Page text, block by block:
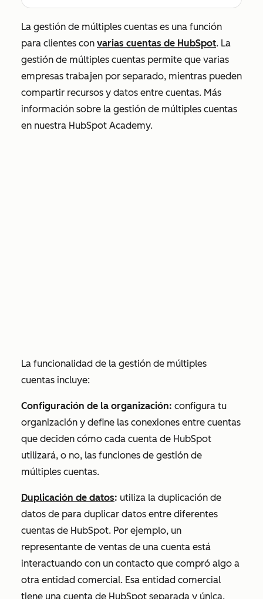
La gestión de múltiples cuentas es una función
para clientes con varias cuentas de HubSpot. La
gestión de múltiples cuentas permite que varias
empresas trabajen por separado, mientras pueden
compartir recursos y datos entre cuentas. Más
información sobre la gestión de múltiples cuentas
en nuestra HubSpot Academy.
La funcionalidad de la gestión de múltiples
cuentas incluye:
Configuración de la organización: configura tu
organización y define las conexiones entre cuentas
que deciden cómo cada cuenta de HubSpot
utilizará, o no, las funciones de gestión de
múltiples cuentas.
Duplicación de datos: utiliza la duplicación de
datos de para duplicar datos entre diferentes
cuentas de HubSpot. Por ejemplo, un
representante de ventas de una cuenta está
interactuando con un contacto que compró algo a
otra entidad comercial. Esa entidad comercial
tiene una cuenta de HubSpot separada y única.